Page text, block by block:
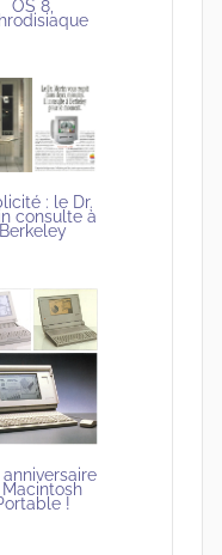
OS 8,
: le Dr.
consulte à
Berkeley
anniversaire
Macintosh
!